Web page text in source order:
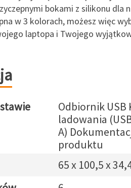
bokami z silikonu dla
w 3 kolorach, możesz więc
laptopa i Twojego
Odbiornik USB
ladowania
A)
produktu
65 x 100,5 x